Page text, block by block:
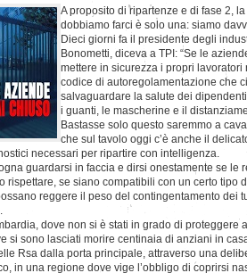
A proposito di ripartenze e di fase 2,
dobbiamo farci è solo una: siamo
Dieci giorni fa il presidente degli
Bonometti, diceva a TPI: “Se le
mettere in sicurezza i propri lavoratori
codice di autoregolamentazione che
salvaguardare la salute dei
i guanti, le mascherine e il
Bastasse solo questo saremmo a
che sul tavolo oggi c’è anche il
necessari per ripartire con intelligenza.
guardarsi in faccia e dirsi onestamente se le
rispettare, se siano compatibili con un certo tipo
reggere il peso del contingentamento dei
dove non si è stati in grado di proteggere
si sono lasciati morire centinaia di anziani in
Rsa dalla porta principale, attraverso una
in una regione dove vige l’obbligo di coprirsi